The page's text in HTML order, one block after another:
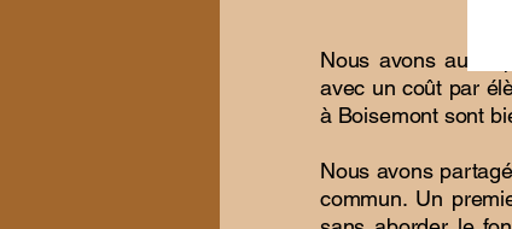
Nous avons aussi
avec un coût par
à Boisemont sont
Nous avons
commun. Un